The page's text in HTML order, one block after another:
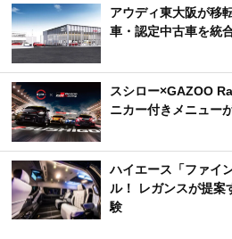
アウディ東大阪が移
車・認定中古車を統
スシロー×GAZOO
ニカー付きメニュー
ハイエース「ファイ
ル！ レガンスが提案
験